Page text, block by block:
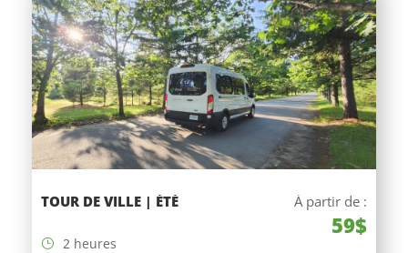
TOUR DE VILLE | ÉTÉ À partir de :
59$
2 heures